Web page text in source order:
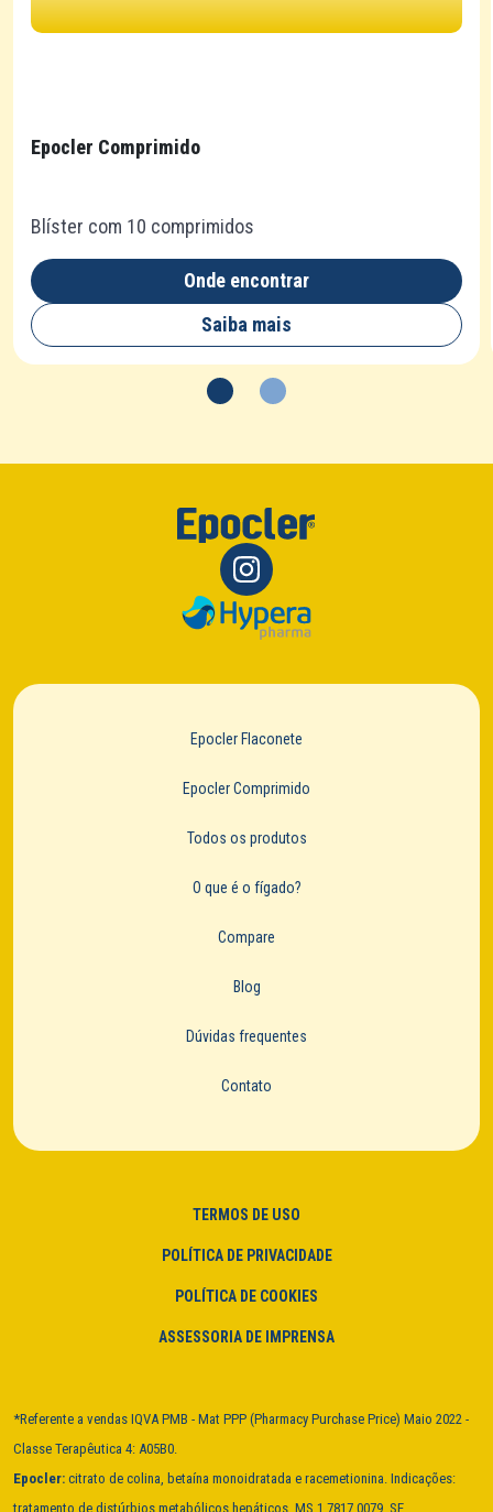
Epocler Comprimido
Blíster com 10 comprimidos
Onde encontrar
Saiba mais
Epocler Flaconete
Epocler Comprimido
Todos os produtos
O que é o fígado?
Compare
Blog
Dúvidas frequentes
Contato
TERMOS DE USO
POLÍTICA DE PRIVACIDADE
POLÍTICA DE COOKIES
ASSESSORIA DE IMPRENSA
*Referente a vendas IQVA PMB - Mat PPP (Pharmacy Purchase Price) Maio 2022 -
Classe Terapêutica 4: A05B0.
Epocler: citrato de colina, betaína monoidratada e racemetionina. Indicações:
tratamento de distúrbios metabólicos hepáticos. MS 1.7817.0079. SE